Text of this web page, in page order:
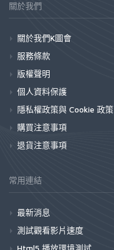
關於我們
關於我們K圖會
服務條款
版權聲明
個人資料保護
隱私權政策與 Cookie 政策
購買注意事項
退貨注意事項
常用連結
最新消息
測試觀看影片速度